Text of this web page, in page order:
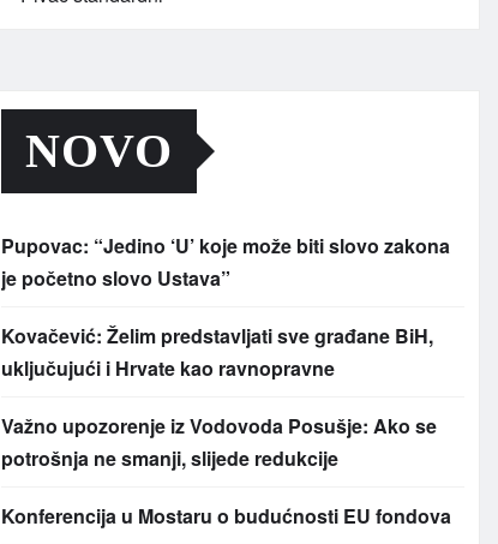
NOVO
Pupovac: “Jedino ‘U’ koje može biti slovo zakona
je početno slovo Ustava”
Kovačević: Želim predstavljati sve građane BiH,
uključujući i Hrvate kao ravnopravne
Važno upozorenje iz Vodovoda Posušje: Ako se
potrošnja ne smanji, slijede redukcije
Konferencija u Mostaru o budućnosti EU fondova